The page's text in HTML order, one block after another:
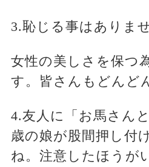
3.恥じる事はありま
女性の美しさを保つ
す。皆さんもどんど
4.友人に「お馬さん
歳の娘が股間押し付
ね。注意したほうが